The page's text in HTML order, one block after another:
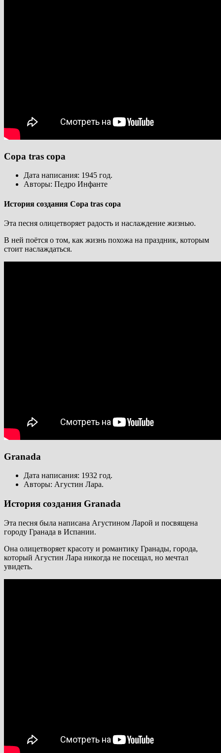
Copa tras copa
Дата написания: 1945 год.
Авторы: Педро Инфанте
История создания Copa tras copa
Эта песня олицетворяет радость и наслаждение жизнью.
В ней поётся о том, как жизнь похожа на праздник, которым
стоит наслаждаться.
Granada
Дата написания: 1932 год.
Авторы: Агустин Лара.
История создания Granada
Эта песня была написана Агустином Ларой и посвящена
городу Гранада в Испании.
Она олицетворяет красоту и романтику Гранады, города,
который Агустин Лара никогда не посещал, но мечтал
увидеть.